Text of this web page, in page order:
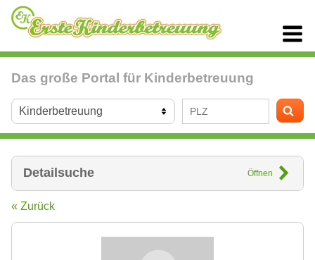
Das große Portal für Kinderbetreuung
Detailsuche Öffnen
« Zurück